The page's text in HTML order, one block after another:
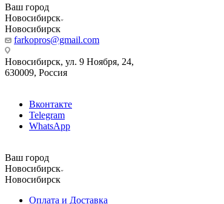
Ваш город
Новосибирск
Новосибирск
farkopros@gmail.com
Новосибирск, ул. 9 Ноября, 24,
630009, Россия
Вконтакте
Telegram
WhatsApp
Ваш город
Новосибирск
Новосибирск
Оплата и Доставка